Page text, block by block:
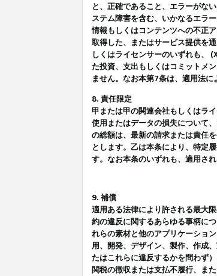
と、正確であること、エラーがな
ステム障害を含む、いかなるエラ
情報もしくはコンテンツへの不正
取得した、またはサービス提供を
しくはライセンサーのいずれも、
た投資、支出もしくはコミットメ
ません。なお本第7条は、適用法に
8. 責任限定
甲または甲の関連会社もしくはラ
使用またはデータの損失について
の総額は、最新の請求または責任
とします。乙は本条により、特定
す。なお本条のいずれも、適用さ
9. 補償
適用ある法律により許される最大
約の違反に関するあらゆる事柄に
れらの素材と他のアプリケーショ
用、開発、デザイン、製作、作成
たはこれらに違反するかを問わず
関税の徴収または支払不履行、ま